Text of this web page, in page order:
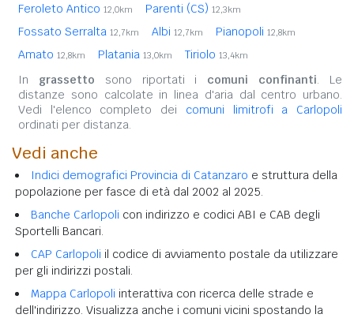
Feroleto Antico 12,0km Parenti (CS) 12,3km
Fossato Serralta 12,7km Albi 12,7km Pianopoli 12,8km
Amato 12,8km Platania 13,0km Tiriolo 13,4km
In grassetto sono riportati i comuni confinanti. Le
distanze sono calcolate in linea d'aria dal centro urbano.
Vedi l'elenco completo dei comuni limitrofi a Carlopoli
ordinati per distanza.
Vedi anche
Indici demografici Provincia di Catanzaro e struttura della
popolazione per fasce di età dal 2002 al 2025.
Banche Carlopoli con indirizzo e codici ABI e CAB degli
Sportelli Bancari.
CAP Carlopoli il codice di avviamento postale da utilizzare
per gli indirizzi postali.
Mappa Carlopoli interattiva con ricerca delle strade e
dell'indirizzo. Visualizza anche i comuni vicini spostando la